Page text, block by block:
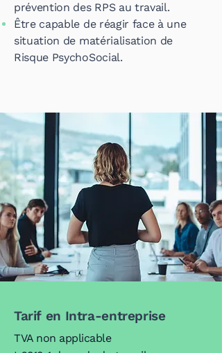
prévention des RPS au travail.
Être capable de réagir face à une
situation de matérialisation de
Risque PsychoSocial.
Tarif en Intra-entreprise
TVA non applicable